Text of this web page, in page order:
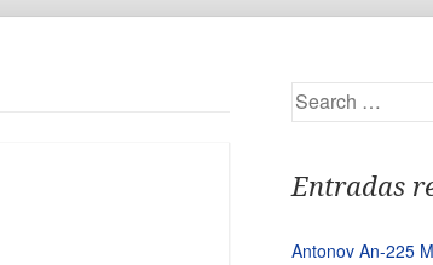
Search
Entradas
Antonov An-225